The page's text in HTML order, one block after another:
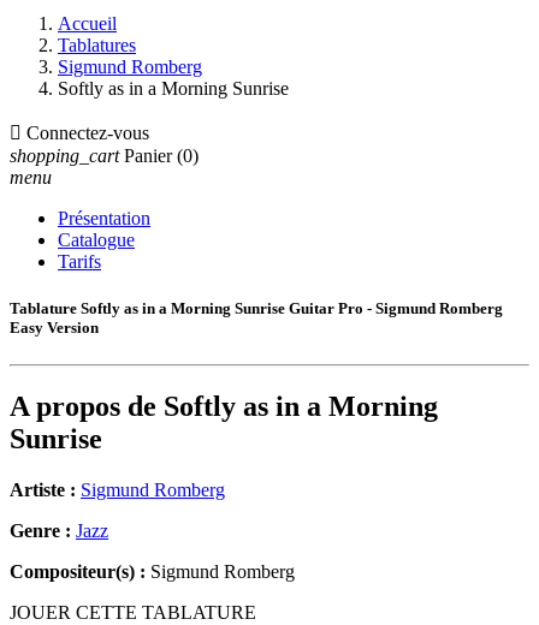
Accueil
Tablatures
Sigmund Romberg
Softly as in a Morning Sunrise
 Connectez-vous
shopping_cart Panier (0)
menu
Présentation
Catalogue
Tarifs
Tablature Softly as in a Morning Sunrise Guitar Pro - Sigmund Romberg
Easy Version
A propos de Softly as in a Morning
Sunrise
Artiste : Sigmund Romberg
Genre : Jazz
Compositeur(s) : Sigmund Romberg
JOUER CETTE TABLATURE